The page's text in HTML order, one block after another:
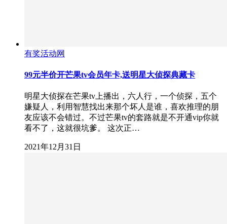
有奖活动网
99元半价开芒果tv会员年卡,送明星大侦探典藏卡
明星大侦探在芒果tv上播出，六人行，一个侦探，五个
嫌疑人，利用智慧找出来那个坏人是谁，喜欢推理的朋
友应该不会错过。不过芒果tv的套路就是不开通vip你就
看不了，这就很坑爹。 这次正…
2021年12月31日